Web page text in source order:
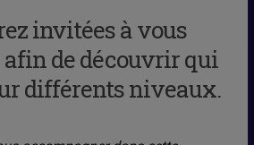
invitées à vous
afin de découvrir qui
différents niveaux.